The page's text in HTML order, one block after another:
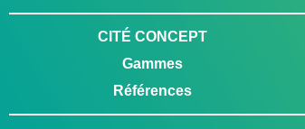
CITÉ CONCEPT
Gammes
Références